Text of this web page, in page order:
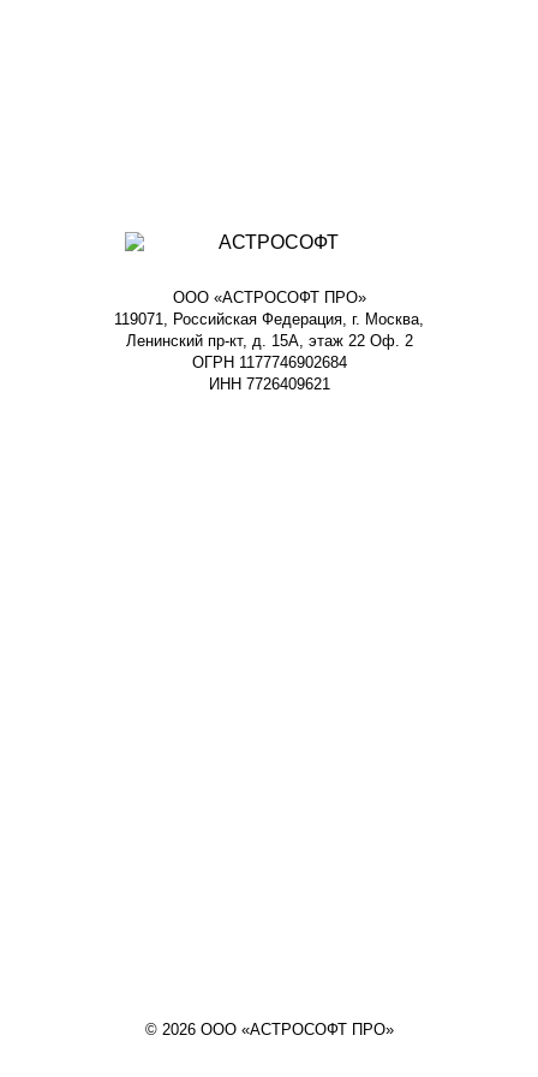
ООО «АСТРОСОФТ ПРО»
119071, Российская Федерация, г. Москва,
Ленинский пр-кт, д. 15А, этаж 22 Оф. 2
ОГРН 1177746902684
ИНН 7726409621
© 2026 ООО «АСТРОСОФТ ПРО»